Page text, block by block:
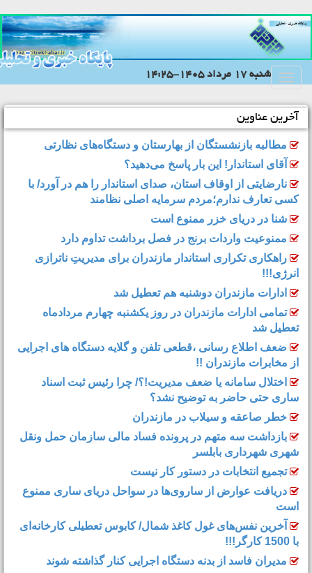
Toggle
شنبه 17 مرداد 1405-14:25
آخرین عناوین
مطالبه بازنشستگان از بهارستان و دستگاه‌های نظارتی
آقای استاندار! این بار پاسخ می‌دهید؟
نارضایتی از اوقاف استان، صدای استاندار را هم در آورد/ با
کسی تعارف ندارم؛مردم سرمایه اصلی نظامند
شنا در دریای خزر ممنوع است
ممنوعیت واردات برنج در فصل برداشت تداوم دارد
راهکاری تکراری استاندار مازندران برای مدیریتِ ناترازی
انرژی!!!
ادارات مازندران دوشنبه هم تعطیل شد
تمامی ادارات مازندران در روز یکشنبه چهارم مردادماه
تعطیل شد
ضعف اطلاع رسانی ،قطعی تلفن و گلایه دستگاه های اجرایی
از مخابرات مازندران !!
اختلال سامانه یا ضعف مدیریت!؟/ چرا رئیس ثبت اسناد
ساری حتی حاضر به توضیح نشد؟
خطر صاعقه و سیلاب در مازندران
بازداشت سه متهم در پرونده فساد مالی سازمان حمل‌ ونقل
شهری شهرداری بابلسر
تجمیع انتخابات در دستور کار نیست
دریافت عوارض از ساروی‌ها در سواحل دریای ساری ممنوع
است
آخرین نفس‌های غول کاغذ شمال‌/ ‌کابوس تعطیلی کارخانه‌ای
مدیران فاسد از بدنه دستگاه اجرایی کنار گذاشته شوند